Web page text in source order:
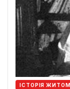
ІСТОРІЯ